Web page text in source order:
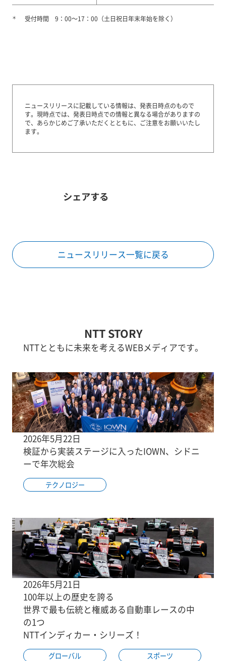
＊ 受付時間 9：00～17：00（土日祝日年末年始を除く）
ニュースリリースに記載している情報は、発表日時点のもので
す。 現時点では、発表日時点での情報と異なる場合がありますの
で、あらかじめご了承いただくとともに、ご注意をお願いいたし
ます。
シェアする
ニュースリリース一覧に戻る
NTT STORY
NTTとともに未来を考えるWEBメディアです。
2026年5月22日
検証から実装ステージに入ったIOWN、シドニ
ーで年次総会
テクノロジー
2026年5月21日
100年以上の歴史を誇る
世界で最も伝統と権威ある自動車レースの中
の1つ
NTTインディカー・シリーズ！
グローバル スポーツ